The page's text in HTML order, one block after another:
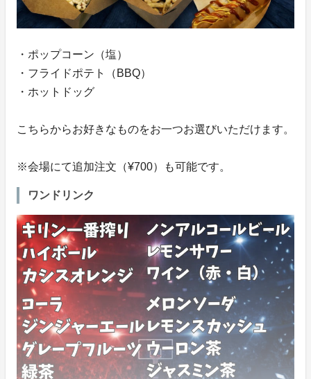
・ポップコーン（塩）
・フライドポテト（BBQ）
・ホットドッグ
こちらからお好きなものをお一つお選びいただけます。
※会場にて追加注文（¥700）も可能です。
ワンドリンク